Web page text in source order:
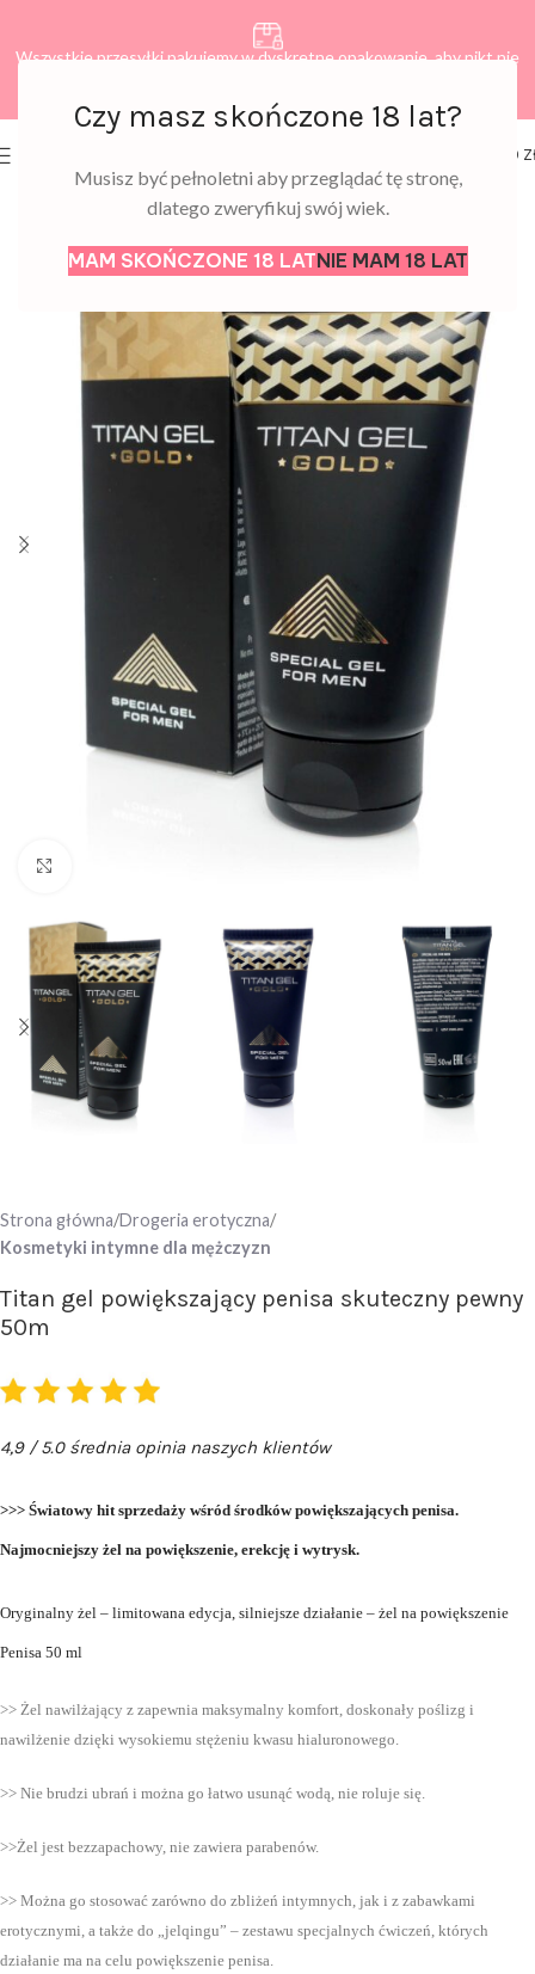
Czy masz skończone 18 lat?
Musisz być pełnoletni aby przeglądać tę stronę,
dlatego zweryfikuj swój wiek.
MAM SKOŃCZONE 18 LATNIE MAM 18 LAT
Wszystkie przesyłki pakujemy w dyskretne opakowanie, aby nikt nie
0,00
Strona główna Drogeria erotyczna
Kosmetyki intymne dla mężczyzn
Titan gel powiększający penisa skuteczny pewny
50m
4,9 / 5.0 średnia opinia naszych klientów
>>> Światowy hit sprzedaży wśród środków powiększających penisa.
Najmocniejszy żel na powiększenie, erekcję i wytrysk.
Oryginalny żel – limitowana edycja, silniejsze działanie – żel na powiększenie
Penisa 50 ml
>> Żel nawilżający z zapewnia maksymalny komfort, doskonały poślizg i
nawilżenie dzięki wysokiemu stężeniu kwasu hialuronowego.
>> Nie brudzi ubrań i można go łatwo usunąć wodą, nie roluje się.
>>Żel jest bezzapachowy, nie zawiera parabenów.
>> Można go stosować zarówno do zbliżeń intymnych, jak i z zabawkami
erotycznymi, a także do „jelqingu” – zestawu specjalnych ćwiczeń, których
działanie ma na celu powiększenie penisa.